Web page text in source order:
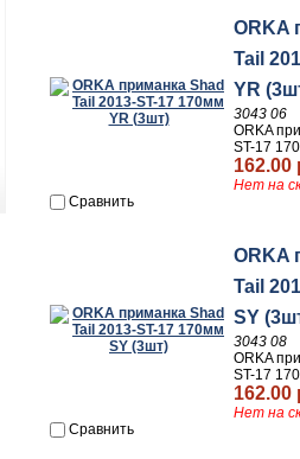
ORKA
Tail
YR
3043 06
ORKA
ST-17
162.00
Нет на
Сравнить
ORKA
Tail
SY
3043 08
ORKA
ST-17
162.00
Нет на
Сравнить